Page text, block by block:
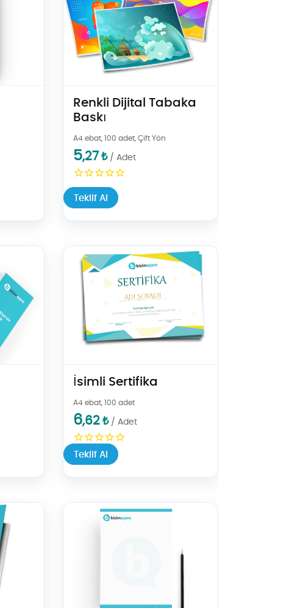
Renkli Dijital Tabaka
Baskı
A4 ebat, 100 adet, Çift Yön
5,27 ₺ / Adet
Teklif Al
İsimli Sertifika
A4 ebat, 100 adet
6,62 ₺ / Adet
Teklif Al
Teklif Al İsimli Sertifika
Teklif Al Antetli